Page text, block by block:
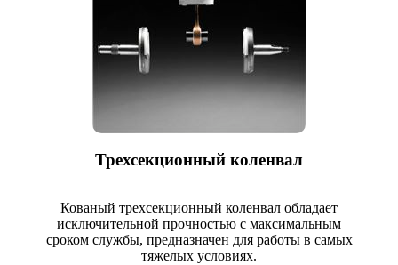
Трехсекционный коленвал
Кованый трехсекционный коленвал обладает
исключительной прочностью с максимальным
сроком службы, предназначен для работы в самых
тяжелых условиях.